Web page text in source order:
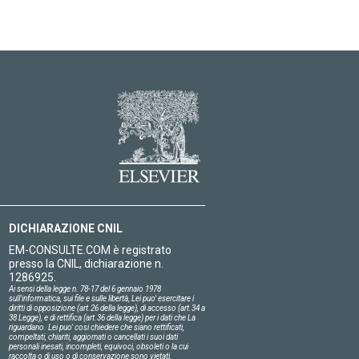
DICHIARAZIONE CNIL
EM-CONSULTE.COM è registrato
presso la CNIL, dichiarazione n.
1286925.
Ai sensi della legge n. 78-17 del 6 gennaio 1978
sull'informatica, sui file e sulle libertà, Lei puo' esercitare i
diritti di opposizione (art.26 della legge), di accesso (art.34 a
38 Legge), e di rettifica (art.36 della legge) per i dati che La
riguardano. Lei puo' cosi chiedere che siano rettificati,
compeltati, chiariti, aggiornati o cancellati i suoi dati
personali inesati, incompleti, equivoci, obsoleti o la cui
raccolta o di uso o di conservazione sono vietati.